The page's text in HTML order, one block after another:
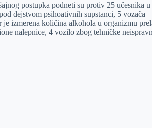
postupka podneti su protiv 25 učesnika
dejstvom psihoativnih supstanci, 5
izmerena količina alkohola u organizmu
nalepnice, 4 vozilo zbog tehničke